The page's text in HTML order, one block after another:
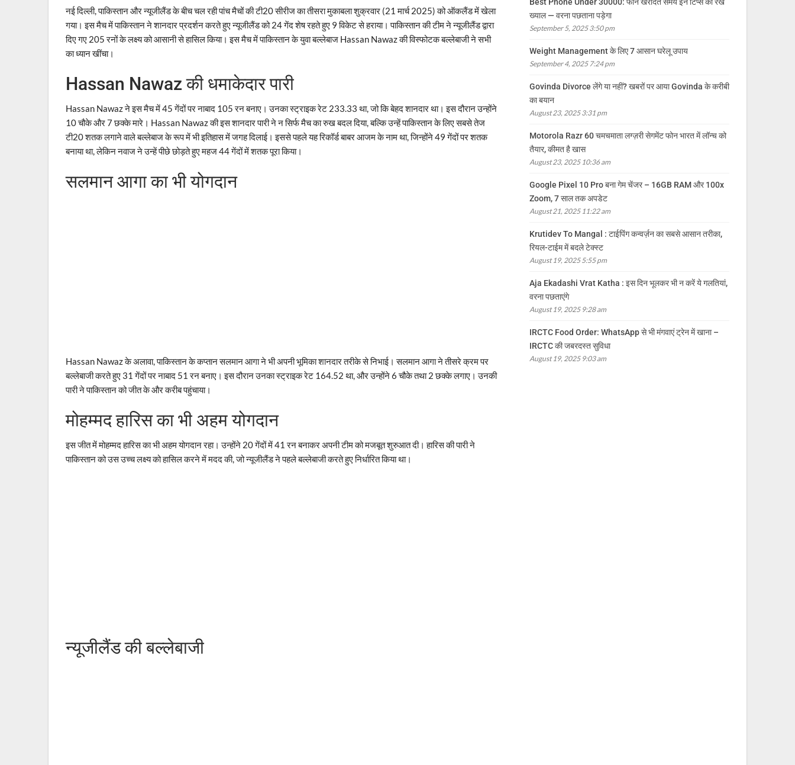
नई दिल्ली, पाकिस्तान और न्यूजीलैंड के बीच चल रही पांच मैचों की टी20 सीरीज का तीसरा मुकाबला शुक्रवार (21 मार्च 2025) को ऑकलैंड में खेला
गया। इस मैच में पाकिस्तान ने शानदार प्रदर्शन करते हुए न्यूजीलैंड को 24 गेंद शेष रहते हुए 9 विकेट से हराया। पाकिस्तान की टीम ने न्यूजीलैंड द्वारा
दिए गए 205 रनों के लक्ष्य को आसानी से हासिल किया। इस मैच में पाकिस्तान के युवा बल्लेबाज Hassan Nawaz की विस्फोटक बल्लेबाजी ने सभी
का ध्यान खींचा।
Hassan Nawaz की धमाकेदार पारी
Hassan Nawaz ने इस मैच में 45 गेंदों पर नाबाद 105 रन बनाए। उनका स्ट्राइक रेट 233.33 था, जो कि बेहद शानदार था। इस दौरान उन्होंने
10 चौके और 7 छक्के मारे। Hassan Nawaz की इस शानदार पारी ने न सिर्फ मैच का रुख बदल दिया, बल्कि उन्हें पाकिस्तान के लिए सबसे तेज
टी20 शतक लगाने वाले बल्लेबाज के रूप में भी इतिहास में जगह दिलाई। इससे पहले यह रिकॉर्ड बाबर आजम के नाम था, जिन्होंने 49 गेंदों पर शतक
बनाया था, लेकिन नवाज ने उन्हें पीछे छोड़ते हुए महज 44 गेंदों में शतक पूरा किया।
सलमान आगा का भी योगदान
Hassan Nawaz के अलावा, पाकिस्तान के कप्तान सलमान आगा ने भी अपनी भूमिका शानदार तरीके से निभाई। सलमान आगा ने तीसरे क्रम पर
बल्लेबाजी करते हुए 31 गेंदों पर नाबाद 51 रन बनाए। इस दौरान उनका स्ट्राइक रेट 164.52 था, और उन्होंने 6 चौके तथा 2 छक्के लगाए। उनकी
पारी ने पाकिस्तान को जीत के और करीब पहुंचाया।
मोहम्मद हारिस का भी अहम योगदान
इस जीत में मोहम्मद हारिस का भी अहम योगदान रहा। उन्होंने 20 गेंदों में 41 रन बनाकर अपनी टीम को मजबूत शुरुआत दी। हारिस की पारी ने
पाकिस्तान को उस उच्च लक्ष्य को हासिल करने में मदद की, जो न्यूजीलैंड ने पहले बल्लेबाजी करते हुए निर्धारित किया था।
न्यूजीलैंड की बल्लेबाजी
ख्याल — वरना पछताना पड़ेगा
September 5, 2025 3:50 pm
Weight Management के लिए 7 आसान घरेलू उपाय
September 4, 2025 7:24 pm
Govinda Divorce लेंगे या नहीं? खबरों पर आया Govinda के करीबी
का बयान
August 23, 2025 3:31 pm
Motorola Razr 60 चमचमाता लग्ज़री सेगमेंट फोन भारत में लॉन्च को
तैयार, कीमत है खास
August 23, 2025 10:36 am
Google Pixel 10 Pro बना गेम चेंजर – 16GB RAM और 100x
Zoom, 7 साल तक अपडेट
August 21, 2025 11:22 am
Krutidev To Mangal : टाईपिंग कन्वर्ज़न का सबसे आसान तरीका,
रियल-टाईम में बदले टेक्स्ट
August 19, 2025 5:55 pm
Aja Ekadashi Vrat Katha : इस दिन भूलकर भी न करें ये गलतियां,
वरना पछताएंगे
August 19, 2025 9:28 am
IRCTC Food Order: WhatsApp से भी मंगवाएं ट्रेन में खाना –
IRCTC की जबरदस्त सुविधा
August 19, 2025 9:03 am